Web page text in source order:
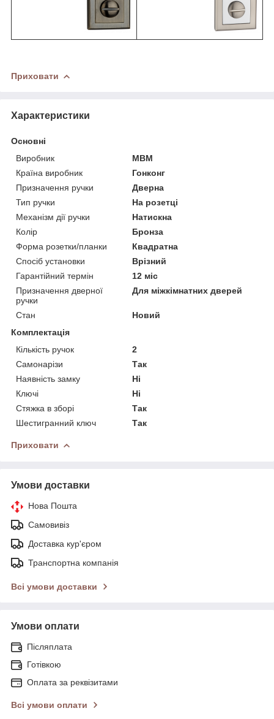
Приховати
Характеристики
Основні
Виробник
МВМ
Країна виробник
Гонконг
Призначення ручки
Дверна
Тип ручки
На розетці
Механізм дії ручки
Натискна
Колір
Бронза
Форма розетки/планки
Квадратна
Спосіб установки
Врізний
Гарантійний термін
12 міс
Призначення дверної
ручки
Для міжкімнатних дверей
Стан
Новий
Комплектація
Кількість ручок
2
Самонарізи
Так
Наявність замку
Ні
Ключі
Ні
Стяжка в зборі
Так
Шестигранний ключ
Так
Приховати
Умови доставки
Нова Пошта
Самовивіз
Доставка кур'єром
Транспортна компанія
Всі умови доставки
Умови оплати
Післяплата
Готівкою
Оплата за реквізитами
Всі умови оплати